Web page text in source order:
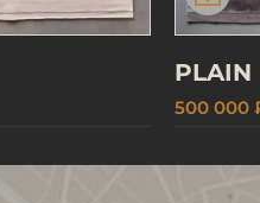
PLAIN
500 000